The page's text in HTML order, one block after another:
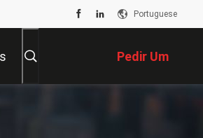
Portuguese
Pedir Um
Orçamento